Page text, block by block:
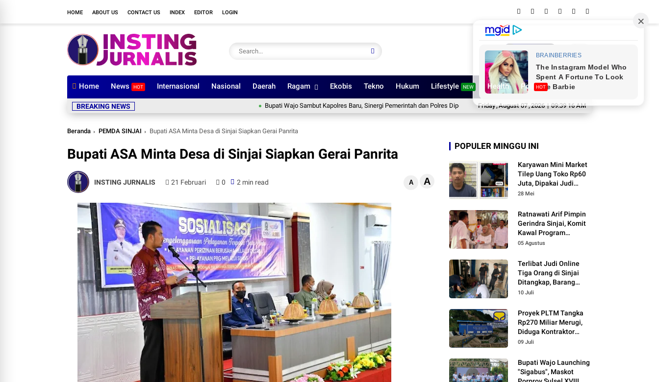
HOME ABOUT US CONTACT US INDEX EDITOR LOGIN
Network
Home News HOT Internasional Nasional Daerah Ragam Ekobis Tekno Hukum Lifestyle NEW Health Poll HOT
Friday,August 07,2026|09:39 17 AM
BREAKING NEWS Bupati Wajo Sambut Kapolres Baru, Sinergi Pemerintah dan Polres Diperkuat Amure Cup III Futsal Competition 2026 Bergulir, Pemkab Sinjai Dukung
Beranda PEMDA SINJAI Bupati ASA Minta Desa di Sinjai Siapkan Gerai Panrita
Bupati ASA Minta Desa di Sinjai Siapkan Gerai Panrita
INSTING JURNALIS 21 Februari 0 2 min read A A
POPULER MINGGU INI
Karyawan Mini Market
Tilep Uang Toko Rp60
Juta, Dipakai Judi
Online
28 Mei
Ratnawati Arif Pimpin
Gerindra Sinjai, Komit
Kawal Program
Prabowo
05 Agustus
Terlibat Judi Online
Tiga Orang di Sinjai
Ditangkap, Barang
Bukti Kupon Putih
10 Juli
Proyek PLTM Tangka
Rp270 Miliar Merugi,
Diduga Kontraktor
Tidak Profesional,
09 Juli
Bupati Wajo Launching
"Sigabus", Maskot